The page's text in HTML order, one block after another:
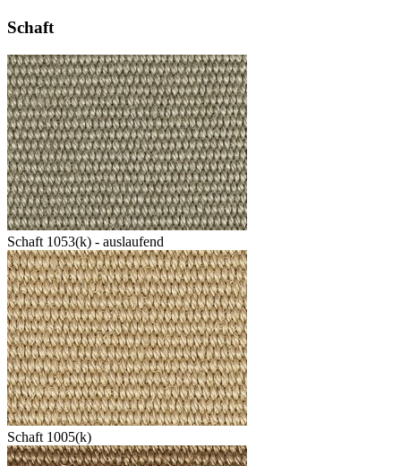
Schaft
Schaft 1053(k) - auslaufend
Schaft 1005(k)